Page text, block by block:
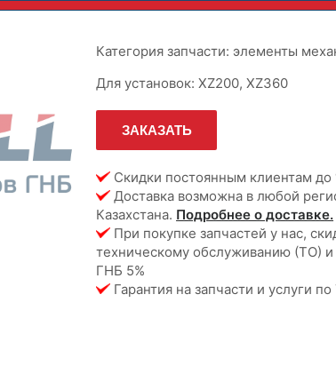
Категория запчасти: элементы
Для установок: XZ200, XZ360
ЗАКАЗАТЬ
Скидки постоянным клиентам до
Доставка возможна в любой
Казахстана. Подробнее о доставке.
При покупке запчастей у нас,
техническому обслуживанию (ТО) и
ГНБ 5%
Гарантия на запчасти и услуги